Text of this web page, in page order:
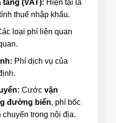
tăng (VAT): Hiện tại là
thuế nhập khẩu.
loại phí liên quan
Phí dịch vụ của
Cước vận
đường biển, phí bốc
trong nội địa.